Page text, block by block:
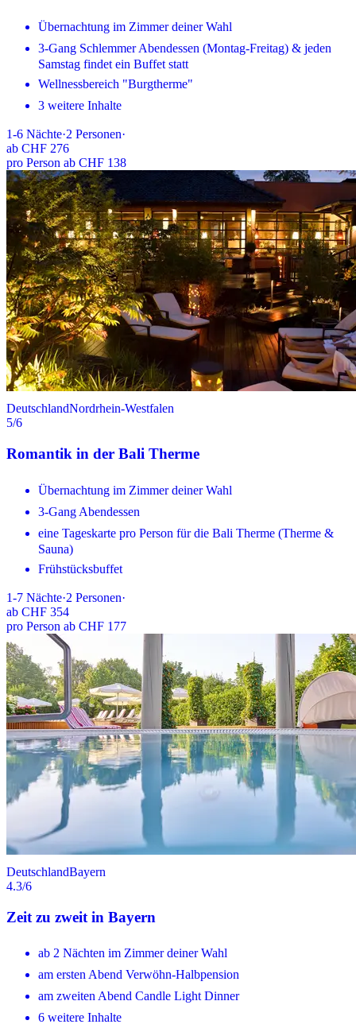
Übernachtung im Zimmer deiner Wahl
3-Gang Schlemmer Abendessen (Montag-Freitag) & jeden
Samstag findet ein Buffet statt
Wellnessbereich "Burgtherme"
3 weitere Inhalte
1-6 Nächte·2 Personen·
ab CHF 276
pro Person ab CHF 138
DeutschlandNordrhein-Westfalen
5/6
Romantik in der Bali Therme
Übernachtung im Zimmer deiner Wahl
3-Gang Abendessen
eine Tageskarte pro Person für die Bali Therme (Therme &
Sauna)
Frühstücksbuffet
1-7 Nächte·2 Personen·
ab CHF 354
pro Person ab CHF 177
DeutschlandBayern
4.3/6
Zeit zu zweit in Bayern
ab 2 Nächten im Zimmer deiner Wahl
am ersten Abend Verwöhn-Halbpension
am zweiten Abend Candle Light Dinner
6 weitere Inhalte